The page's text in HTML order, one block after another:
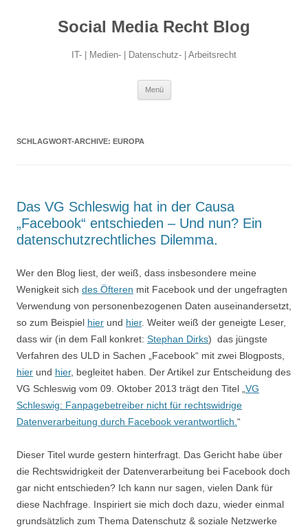
Social Media Recht Blog
IT- | Medien- | Datenschutz- | Arbeitsrecht
Menü
SCHLAGWORT-ARCHIVE: EUROPA
Das VG Schleswig hat in der Causa
„Facebook“ entschieden – Und nun? Ein
datenschutzrechtliches Dilemma.
Wer den Blog liest, der weiß, dass insbesondere meine
Wenigkeit sich des Öfteren mit Facebook und der ungefragten
Verwendung von personenbezogenen Daten auseinandersetzt,
so zum Beispiel hier und hier. Weiter weiß der geneigte Leser,
dass wir (in dem Fall konkret: Stephan Dirks) das jüngste
Verfahren des ULD in Sachen „Facebook“ mit zwei Blogposts,
hier und hier, begleitet haben. Der Artikel zur Entscheidung des
VG Schleswig vom 09. Oktober 2013 trägt den Titel „ VG
Schleswig: Fanpagebetreiber nicht für rechtswidrige
Datenverarbeitung durch Facebook verantwortlich. “
Dieser Titel wurde gestern hinterfragt. Das Gericht habe über
die Rechtswidrigkeit der Datenverarbeitung bei Facebook doch
gar nicht entschieden? Ich kann nur sagen, vielen Dank für
diese Nachfrage. Inspiriert sie mich doch dazu, wieder einmal
grundsätzlich zum Thema Datenschutz & soziale Netzwerke